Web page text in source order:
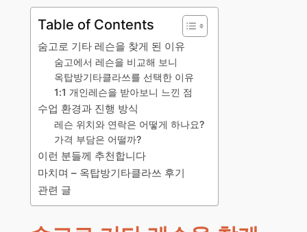
Table of Contents
숨고로 기타 레슨을 찾게 된 이유
숨고에서 레슨을 비교해 보니
옥탑방기타클라쓰를 선택한 이유
1:1 개인레슨을 받아보니 느낀 점
수업 환경과 진행 방식
레슨 위치와 연락은 어떻게 하나요?
가격 부담은 어떨까?
이런 분들께 추천합니다
마치며 – 옥탑방기타클라쓰 후기
관련 글